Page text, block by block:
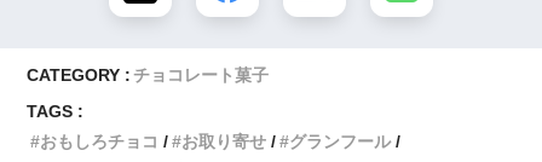
CATEGORY : チョコレート菓子
TAGS :
おもしろチョコ
お取り寄せ
グランフール